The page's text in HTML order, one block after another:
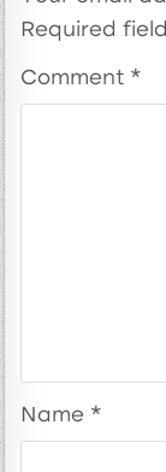
Required
Comment *
Name *